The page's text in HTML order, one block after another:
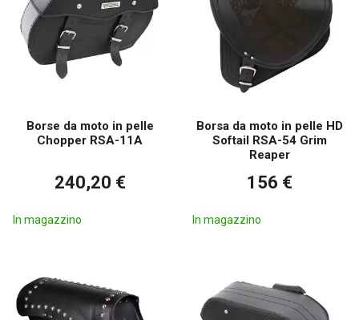
Borse da moto in pelle
Chopper RSA-11A
240,20 €
In magazzino
Borsa da moto in pelle HD
Softail RSA-54 Grim
Reaper
156 €
In magazzino